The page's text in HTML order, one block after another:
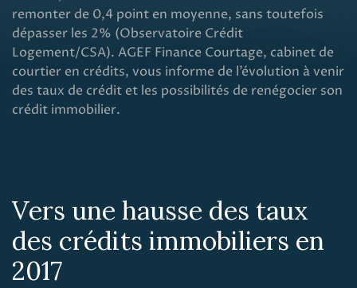
remonter de 0,4 point en moyenne, sans toutefois
dépasser les 2% (Observatoire Crédit
Logement/CSA). AGEF Finance Courtage, cabinet de
courtier en crédits, vous informe de l’évolution à venir
des taux de crédit et les possibilités de renégocier son
crédit immobilier.
Vers une hausse des taux
des crédits immobiliers en
2017